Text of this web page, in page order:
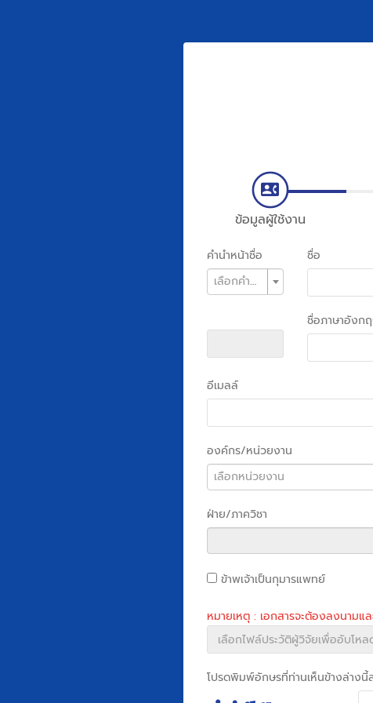
ข้อมูลผู้ใช้งาน
คำนำหน้าชื่อ
เลือกคำนำหน้าชื่อ
ชื่อ
ชื่อภาษาอังก
อีเมลล์
องค์กร/หน่วยงาน
เลือกหน่วยงาน
ฝ่าย/ภาควิชา
ข้าพเจ้าเป็นกุมารแพทย์
หมายเหตุ : เอกสารจะต้องลงนามแ
โปรดพิมพ์อักษรที่ท่านเห็นข้างล่าง